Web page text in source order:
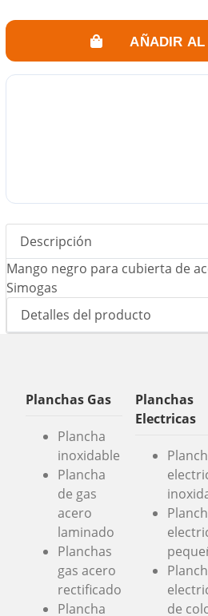
AÑADIR AL
Descripción
Mango negro para cubierta de
Simogas
Detalles del producto
Planchas Gas
Plancha
inoxidable
Plancha
de gas
acero
laminado
Planchas
gas acero
rectificado
Plancha
Planchas
Electricas
de